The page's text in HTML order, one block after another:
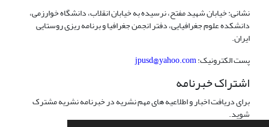
نشانی: خیابان شهید مفتح، نرسیده به خیابان انقلاب، دانشگاه خوارزمی،
دانشکده علوم جغرافیایی، دفتر انجمن جغرافیا و برنامه ریزی روستایی
ایران.
پست الکترونیک:jpusd@yahoo.com
اشتراک خبرنامه
برای دریافت اخبار و اطلاعیه های مهم نشریه در خبرنامه نشریه مشترک
شوید.